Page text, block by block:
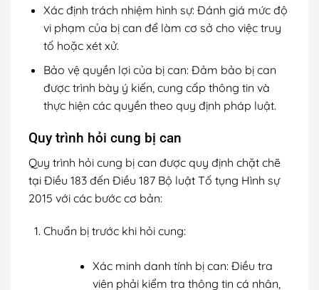
Xác định trách nhiệm hình sự: Đánh giá mức độ
vi phạm của bị can để làm cơ sở cho việc truy
tố hoặc xét xử.
Bảo vệ quyền lợi của bị can: Đảm bảo bị can
được trình bày ý kiến, cung cấp thông tin và
thực hiện các quyền theo quy định pháp luật.
Quy trình hỏi cung bị can
Quy trình hỏi cung bị can được quy định chặt chẽ
tại Điều 183 đến Điều 187 Bộ luật Tố tụng Hình sự
2015 với các bước cơ bản:
Chuẩn bị trước khi hỏi cung:
Xác minh danh tính bị can: Điều tra
viên phải kiểm tra thông tin cá nhân,